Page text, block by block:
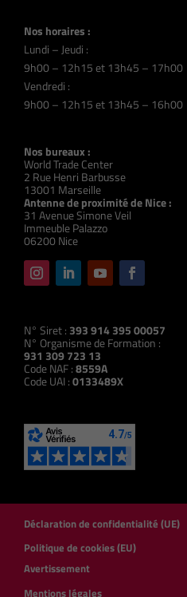
Nos horaires :
Lundi – Jeudi :
9h00 – 12h15 et 13h45 – 17h00
Vendredi :
9h00 – 12h15 et 13h45 – 16h00
Nos bureaux :
World Trade Center
2 Rue Henri Barbusse
13001 Marseille
Antenne de proximité de Nice :
31 Avenue Simone Veil
Immeuble Palazzo
06200 Nice
N° Siret : 393 914 395 00057
N° Organisme de Formation :
931 309 723 13
Code NAF :8559A
Code UAI :0133489X
Déclaration de confidentialité (UE)
Politique de cookies (EU)
Avertissement
Mentions légales